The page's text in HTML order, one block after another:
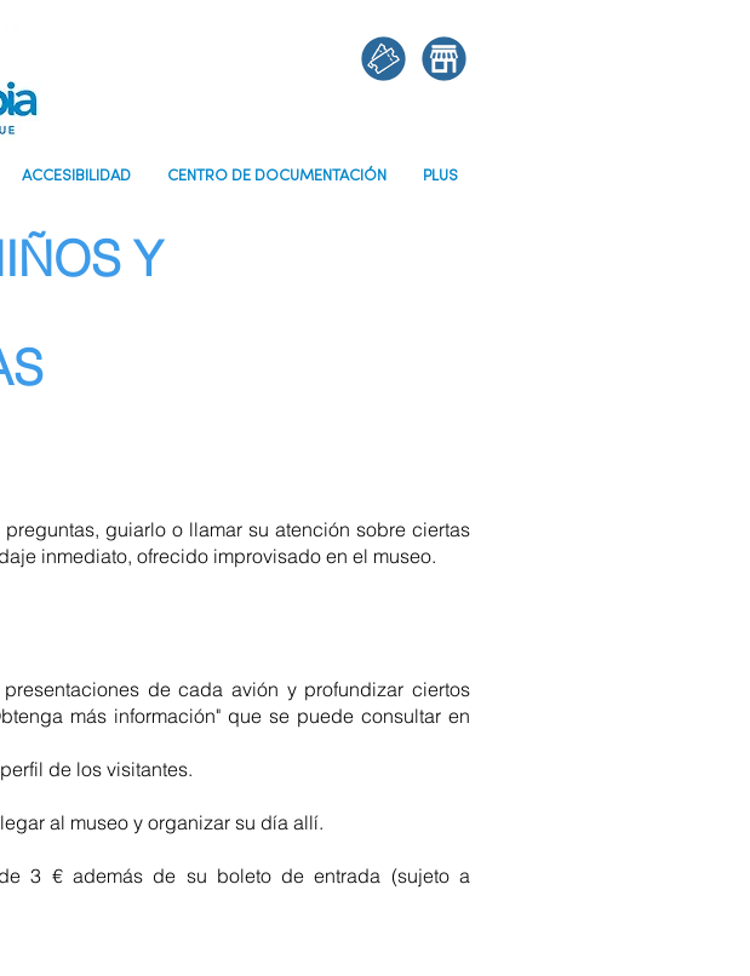
ACCESIBILIDAD CENTRO DE DOCUMENTACIÓN PLUS
Y
guiarlo o llamar su atención sobre ciertas
inmediato, ofrecido improvisado en el museo.
de cada avión y profundizar ciertos
más información" que se puede consultar en
de los visitantes.
al museo y organizar su día allí.
3 € además de su boleto de entrada (sujeto a